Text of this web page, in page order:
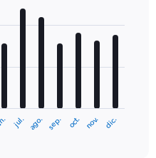
jul. ago. sep. oct. nov. dic.